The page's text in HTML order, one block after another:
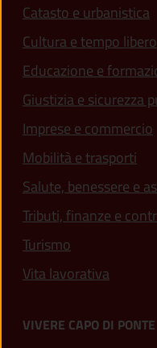
Catasto e urbanistica
Cultura e tempo libero
Educazione e
Giustizia e sicurezza
Imprese e commercio
Mobilità e trasporti
Salute, benessere e
Tributi, finanze e
Turismo
Vita lavorativa
VIVERE CAPO DI PONTE